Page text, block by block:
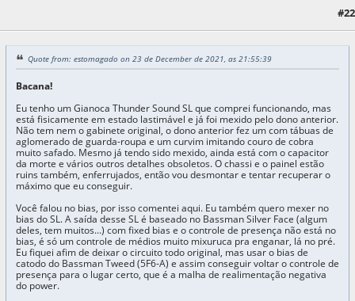
#22
Quote from: estomagado on 23 de December de 2021, as 21:55:39
Bacana!
Eu tenho um Gianoca Thunder Sound SL que comprei funcionando, mas
está fisicamente em estado lastimável e já foi mexido pelo dono anterior.
Não tem nem o gabinete original, o dono anterior fez um com tábuas de
aglomerado de guarda-roupa e um curvim imitando couro de cobra
muito safado. Mesmo já tendo sido mexido, ainda está com o capacitor
da morte e vários outros detalhes obsoletos. O chassi e o painel estão
ruins também, enferrujados, então vou desmontar e tentar recuperar o
máximo que eu conseguir.
Você falou no bias, por isso comentei aqui. Eu também quero mexer no
bias do SL. A saída desse SL é baseado no Bassman Silver Face (algum
deles, tem muitos...) com fixed bias e o controle de presença não está no
bias, é só um controle de médios muito mixuruca pra enganar, lá no pré.
Eu fiquei afim de deixar o circuito todo original, mas usar o bias de
catodo do Bassman Tweed (5F6-A) e assim conseguir voltar o controle de
presença para o lugar certo, que é a malha de realimentação negativa
do power.